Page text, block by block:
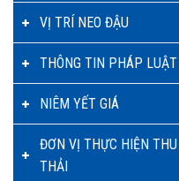
VỊ TRÍ NEO ĐẬU
THÔNG TIN PHÁP LUẬT
NIÊM YẾT GIÁ
ĐƠN VỊ THỰC HIỆN
THẢI